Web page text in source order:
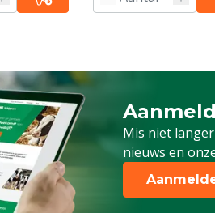
Mis niet
nieuws en
Schrijf je in